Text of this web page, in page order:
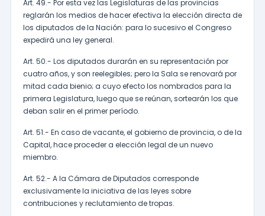
Art. 49.- Por esta vez las Legislaturas de las provincias
reglarán los medios de hacer efectiva la elección directa de
los diputados de la Nación: para lo sucesivo el Congreso
expedirá una ley general.
Art. 50.- Los diputados durarán en su representación por
cuatro años, y son reelegibles; pero la Sala se renovará por
mitad cada bienio; a cuyo efecto los nombrados para la
primera Legislatura, luego que se reúnan, sortearán los que
deban salir en el primer período.
Art. 51.- En caso de vacante, el gobierno de provincia, o de la
Capital, hace proceder a elección legal de un nuevo
miembro.
Art. 52.- A la Cámara de Diputados corresponde
exclusivamente la iniciativa de las leyes sobre
contribuciones y reclutamiento de tropas.